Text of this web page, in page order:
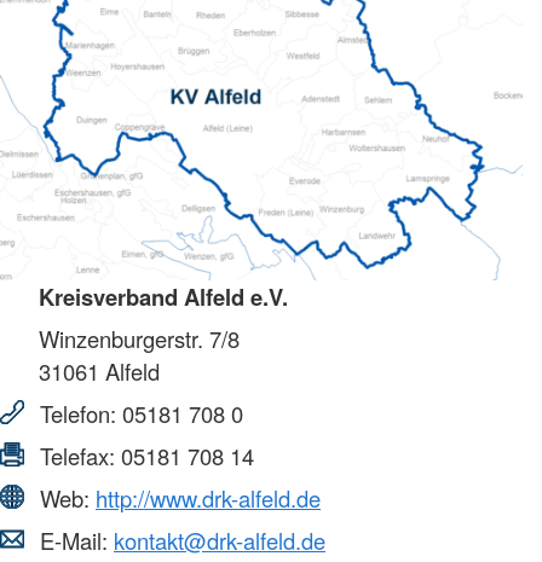
Kreisverband Alfeld e.V.
Winzenburgerstr. 7/8
31061 Alfeld
Telefon: 05181 708 0
Telefax: 05181 708 14
Web: http://www.drk-alfeld.de
E-Mail: kontakt@drk-alfeld.de